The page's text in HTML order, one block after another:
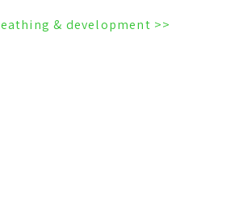
<< Premature infants: Sleep-disordered breathing & development